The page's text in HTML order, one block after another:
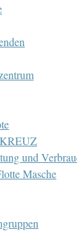
und
Masche